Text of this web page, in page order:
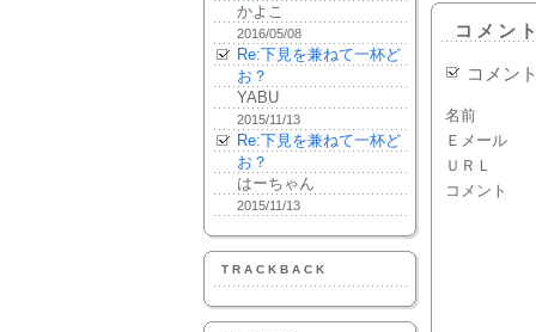
かよこ
2016/05/08
Re:下見を兼ねて一杯ど
お？
YABU
2015/11/13
Re:下見を兼ねて一杯ど
お？
はーちゃん
2015/11/13
TRACKBACK
コメン
コメン
名前
Ｅメール
ＵＲＬ
コメント